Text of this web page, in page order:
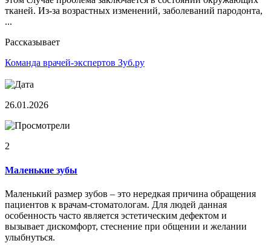
тканей. Из-за возрастных изменений, заболеваний пародонта,
...
Рассказывает
Команда врачей-экспертов Зуб.ру
26.01.2026
2
Маленькие зубы
Маленький размер зубов – это нередкая причина обращения
пациентов к врачам-стоматологам. Для людей данная
особенность часто является эстетическим дефектом и
вызывает дискомфорт, стеснение при общении и желании
улыбнуться.